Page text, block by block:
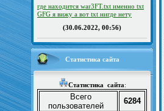
где находится war3FT.txt именно txt
GFG я вижу а вот txt нигде нету
(30.06.2022, 00:56)
Статистика сайта
Статистика сайта:
Всего
пользователей
6284